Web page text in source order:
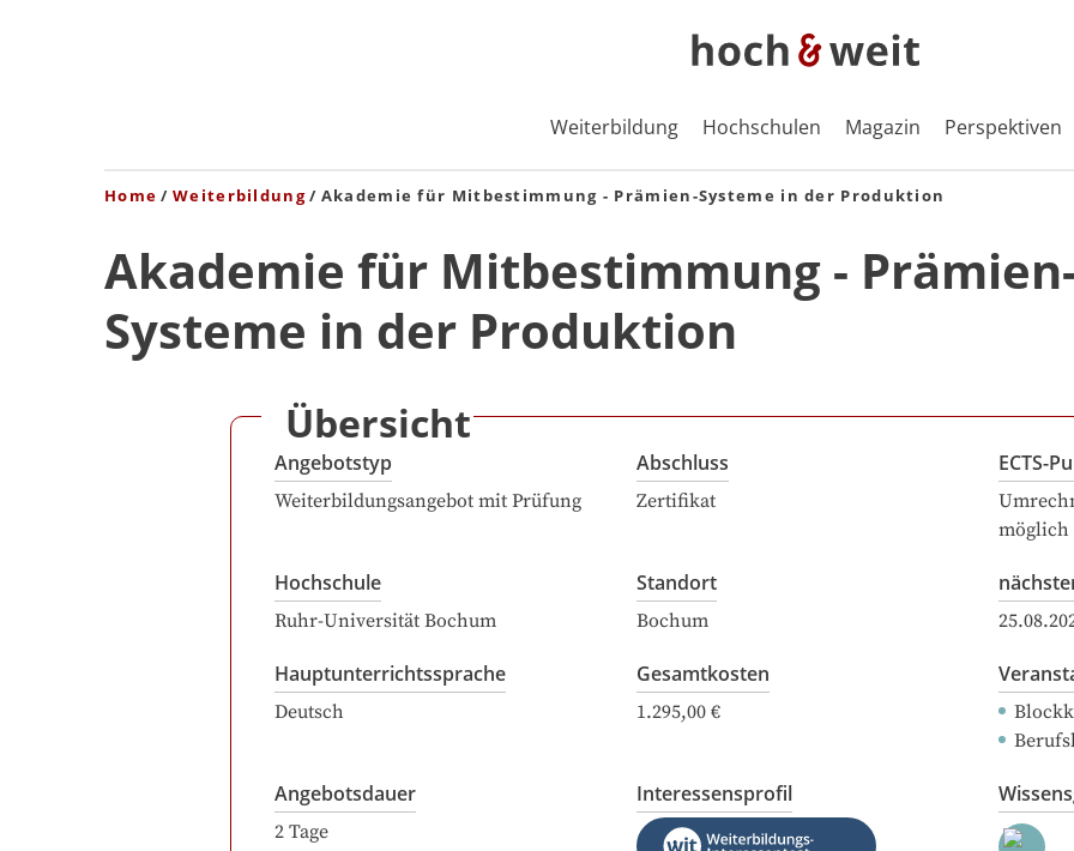
Weiterbildung Hochschulen Magazin Perspektiven
Home Weiterbildung Akademie für Mitbestimmung - Prämien-Systeme in der Produktion
Akademie für Mitbestimmung -
Systeme in der Produktion
Übersicht
Angebotstyp
Weiterbildungsangebot mit Prüfung
Abschluss
Zertifikat
ECTS-
möglich
Hochschule
Ruhr-Universität Bochum
Standort
Bochum
Hauptunterrichtssprache
Deutsch
Gesamtkosten
1.295,00 €
Angebotsdauer
2 Tage
Interessensprofil